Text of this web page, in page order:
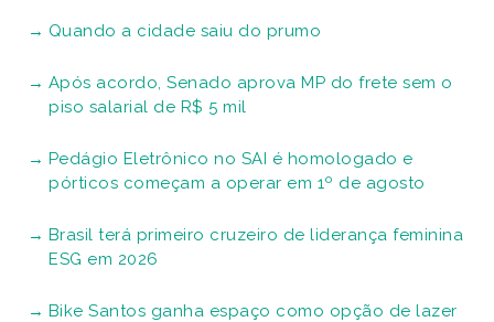
Quando a cidade saiu do prumo
Após acordo, Senado aprova MP do frete sem o
piso salarial de R$ 5 mil
Pedágio Eletrônico no SAI é homologado e
pórticos começam a operar em 1º de agosto
Brasil terá primeiro cruzeiro de liderança feminina
ESG em 2026
Bike Santos ganha espaço como opção de lazer